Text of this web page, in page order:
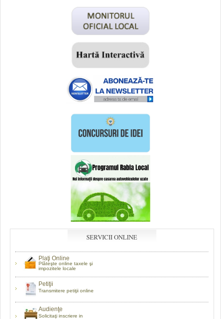
SERVICII ONLINE
Plaţi Online
Plăteşte online taxele şi
impozitele locale
Petiţii
Transmitere petiţii online
Audienţe
Solicitaţi inscriere in